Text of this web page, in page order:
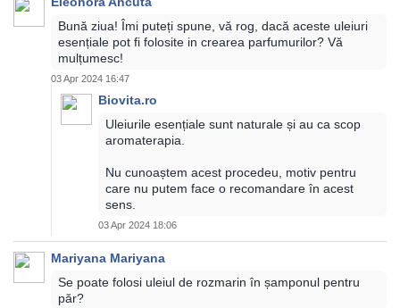
Bună ziua! Îmi puteți spune, vă rog, dacă aceste uleiuri
esențiale pot fi folosite in crearea parfumurilor? Vă
mulțumesc!
03 Apr 2024 16:47
Biovita.ro
Uleiurile esențiale sunt naturale și au ca scop
aromaterapia.
Nu cunoaștem acest procedeu, motiv pentru
care nu putem face o recomandare în acest
sens.
03 Apr 2024 18:06
Mariyana Mariyana
Se poate folosi uleiul de rozmarin în șamponul pentru
păr?